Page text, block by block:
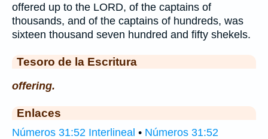
offered up to the LORD, of the captains of
thousands, and of the captains of hundreds, was
sixteen thousand seven hundred and fifty shekels.
Tesoro de la Escritura
offering.
Enlaces
Números 31:52 Interlineal • Números 31:52